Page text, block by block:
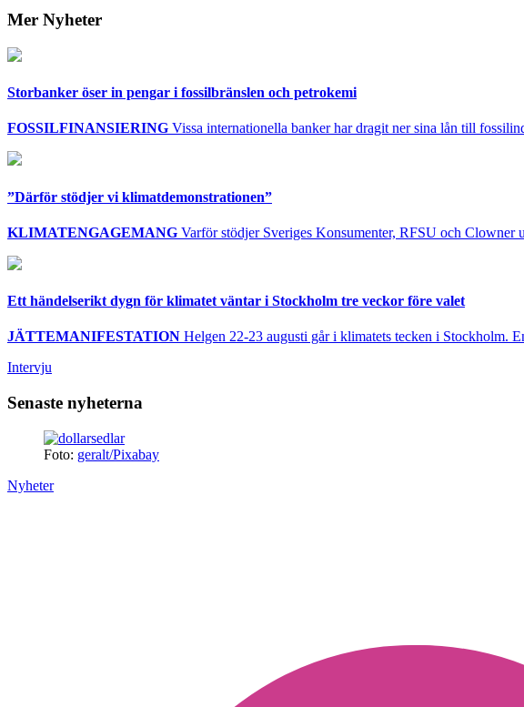
Mer Nyheter
Storbanker öser in pengar i fossilbränslen och petrokemi
FOSSILFINANSIERING Vissa internationella banker har dragit ner sina lån till
”Därför stödjer vi klimatdemonstrationen”
KLIMATENGAGEMANG Varför stödjer Sveriges Konsumenter, RFSU och Clowner
Ett händelserikt dygn för klimatet väntar i Stockholm tre veckor före valet
JÄTTEMANIFESTATION Helgen 22-23 augusti går i klimatets tecken i Stockholm.
Intervju
Senaste nyheterna
Foto: geralt/Pixabay
Nyheter